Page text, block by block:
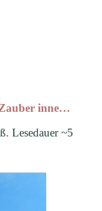
inne…
Lesedauer ~5